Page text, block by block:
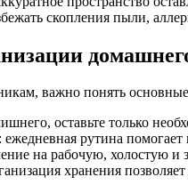
скопления пыли,
важно понять
оставьте только
: ежедневная рутина помогает
на рабочую, холостую и
хранения